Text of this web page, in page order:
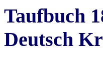
Taufbuch
Deutsch